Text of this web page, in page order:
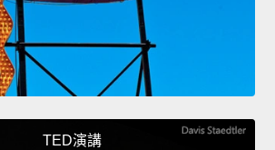
TED演講